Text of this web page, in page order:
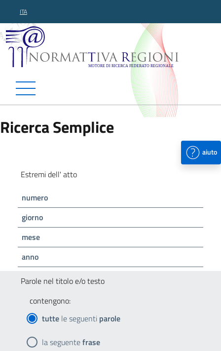
ITA
Normattiva Regioni -
Ricerca Semplice
aiuto
Estremi dell' atto
numero
giorno
mese
anno
Parole nel titolo e/o testo
contengono:
tutte le seguenti parole
la seguentefrase